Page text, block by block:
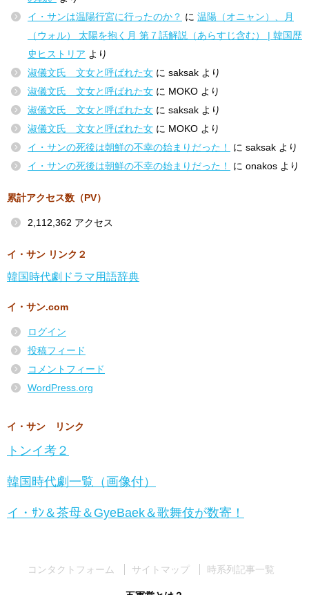
イ・サンは温陽行宮に行ったのか？ に 温陽（オニャン）、月
（ウォル） 太陽を抱く月 第７話解説（あらすじ含む） | 韓国歴
史ヒストリア より
淑儀文氏 文女と呼ばれた女 に saksak より
淑儀文氏 文女と呼ばれた女 に MOKO より
淑儀文氏 文女と呼ばれた女 に saksak より
淑儀文氏 文女と呼ばれた女 に MOKO より
イ・サンの死後は朝鮮の不幸の始まりだった！
に saksak より
イ・サンの死後は朝鮮の不幸の始まりだった！
に onakos より
累計アクセス数（PV）
2,112,362 アクセス
イ・サン リンク２
韓国時代劇ドラマ用語辞典
イ・サン.com
ログイン
投稿フィード
コメントフィード
WordPress.org
イ・サン リンク
トンイ考２
韓国時代劇一覧（画像付）
イ・ｻﾝ＆茶母＆GyeBaek＆歌舞伎が数寄！
コンタクトフォーム サイトマップ 時系列記事一覧